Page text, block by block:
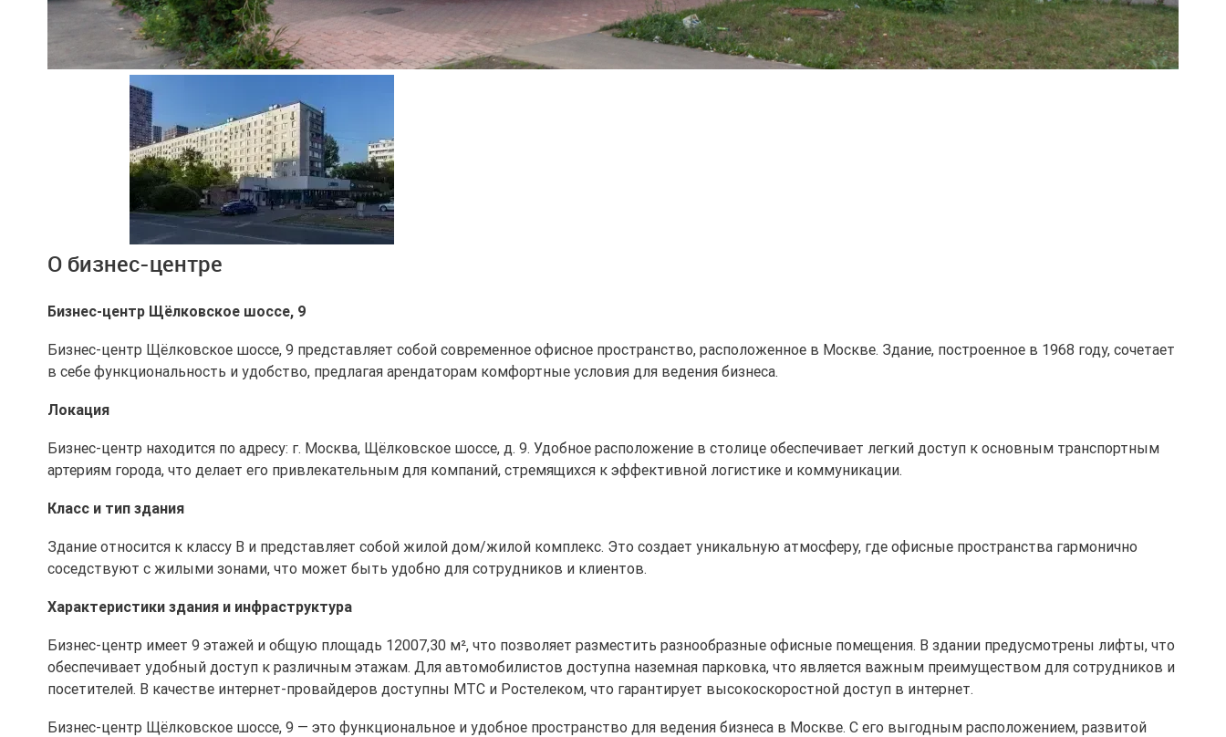
О бизнес-центре
Бизнес-центр Щёлковское шоссе, 9
Бизнес-центр Щёлковское шоссе, 9 представляет собой современное офисное пространство, расположенное в Москве. Здание, построенное в 1968 году, сочетает
в себе функциональность и удобство, предлагая арендаторам комфортные условия для ведения бизнеса.
Локация
Бизнес-центр находится по адресу: г. Москва, Щёлковское шоссе, д. 9. Удобное расположение в столице обеспечивает легкий доступ к основным транспортным
артериям города, что делает его привлекательным для компаний, стремящихся к эффективной логистике и коммуникации.
Класс и тип здания
Здание относится к классу B и представляет собой жилой дом/жилой комплекс. Это создает уникальную атмосферу, где офисные пространства гармонично
соседствуют с жилыми зонами, что может быть удобно для сотрудников и клиентов.
Характеристики здания и инфраструктура
Бизнес-центр имеет 9 этажей и общую площадь 12007,30 м², что позволяет разместить разнообразные офисные помещения. В здании предусмотрены лифты, что
обеспечивает удобный доступ к различным этажам. Для автомобилистов доступна наземная парковка, что является важным преимуществом для сотрудников и
посетителей. В качестве интернет-провайдеров доступны МТС и Ростелеком, что гарантирует высокоскоростной доступ в интернет.
Бизнес-центр Щёлковское шоссе, 9 — это функциональное и удобное пространство для ведения бизнеса в Москве. С его выгодным расположением, развитой